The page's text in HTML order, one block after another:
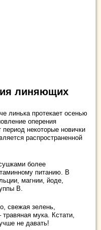
линяющих
линька протекает осенью
оперения
некоторые новички
распространенной
более
питанию. В
магнии, йоде,
В.
свежая зелень,
мука. Кстати,
не давать!